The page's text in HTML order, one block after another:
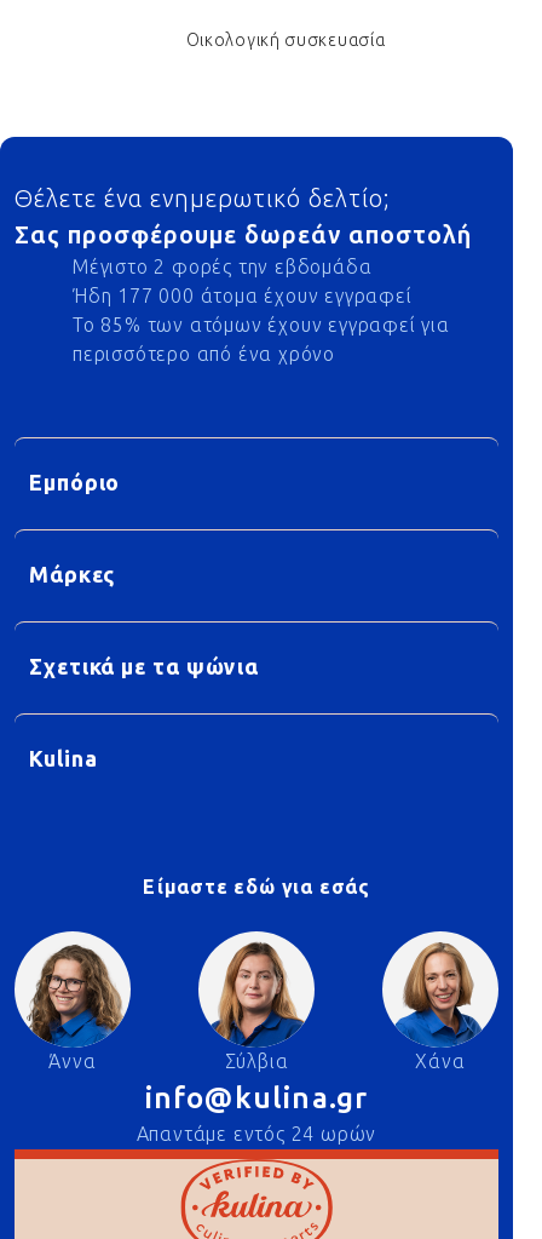
Οικολογική συσκευασία
Footer
Θέλετε ένα ενημερωτικό δελτίο;
Σας προσφέρουμε δωρεάν αποστολή
Μέγιστο 2 φορές την εβδομάδα
Ήδη 177 000 άτομα έχουν εγγραφεί
Το 85% των ατόμων έχουν εγγραφεί για
περισσότερο από ένα χρόνο
Εμπόριο
Μάρκες
Σχετικά με τα ψώνια
Kulina
Είμαστε εδώ για εσάς
Άννα Σύλβια Χάνα
info@kulina.gr
Απαντάμε εντός 24 ωρών